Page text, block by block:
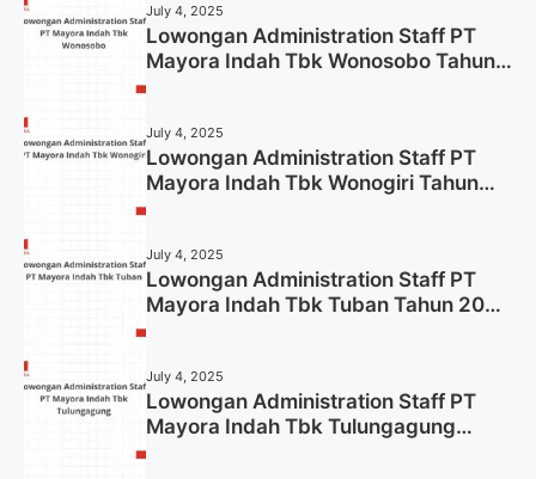
July 4, 2025
Lowongan Administration Staff PT
Mayora Indah Tbk Wonosobo Tahun
July 4, 2025
Lowongan Administration Staff PT
Mayora Indah Tbk Wonogiri Tahun
July 4, 2025
Lowongan Administration Staff PT
Mayora Indah Tbk Tuban Tahun 2025
July 4, 2025
Lowongan Administration Staff PT
Mayora Indah Tbk Tulungagung